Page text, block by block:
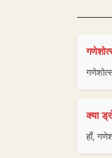
क्या
हाँ,